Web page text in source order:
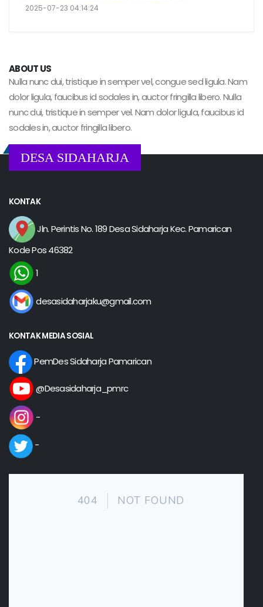
2025-07-23 04:14:24
ABOUT US
Nulla nunc dui, tristique in semper vel, congue sed ligula. Nam
dolor ligula, faucibus id sodales in, auctor fringilla libero. Nulla
nunc dui, tristique in semper vel. Nam dolor ligula, faucibus id
sodales in, auctor fringilla libero.
DESA SIDAHARJA
KONTAK
Jln. Perintis No. 189 Desa Sidaharja Kec. Pamarican
Kode Pos 46382
1
desasidaharjaku@gmail.com
KONTAK MEDIA SOSIAL
PemDes Sidaharja Pamarican
@Desasidaharja_pmrc
-
-